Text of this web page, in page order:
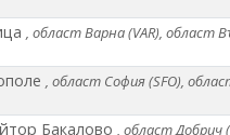
, област Варна (VAR), област
, област София (SFO),
Бакалово , област Добрич